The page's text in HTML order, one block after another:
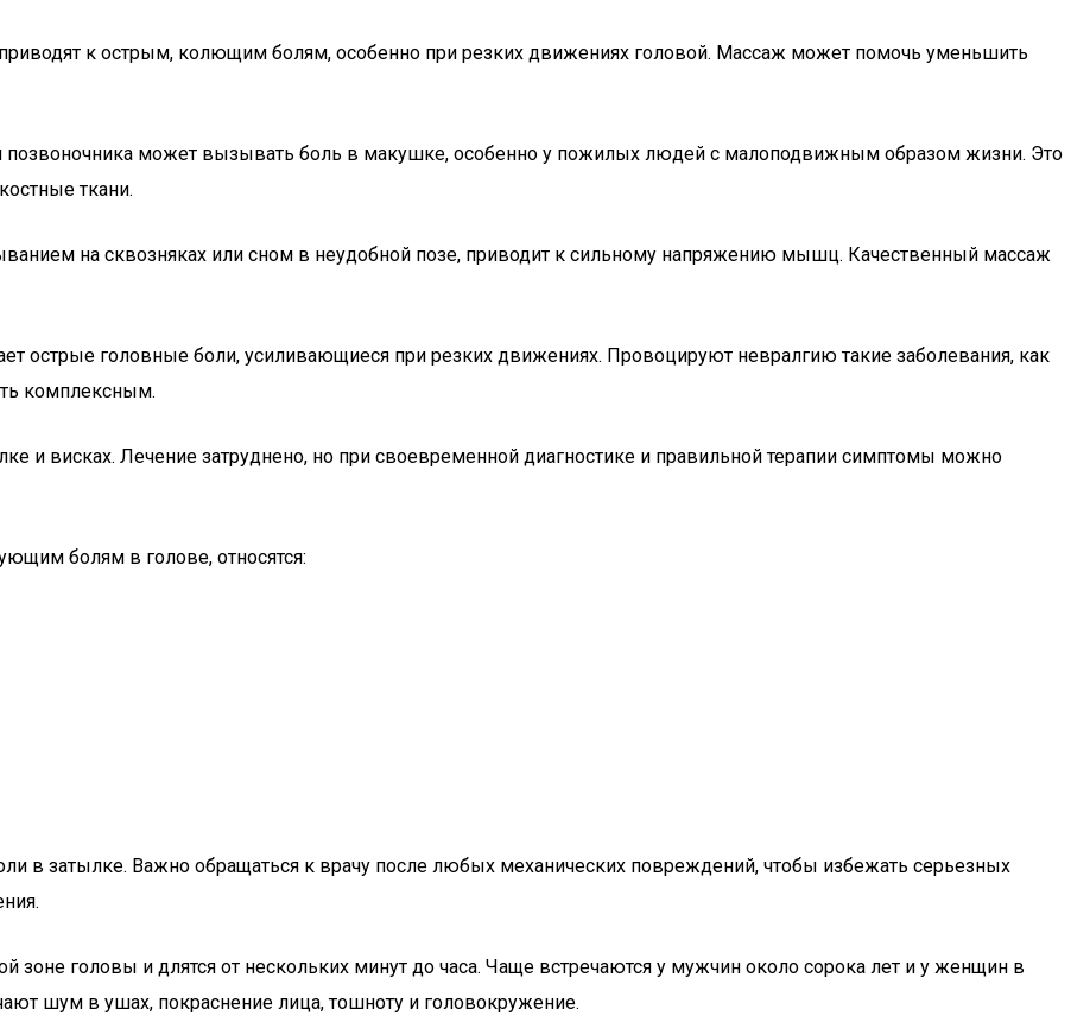
приводят к острым, колющим болям, особенно при резких движениях головой. Массаж может помочь уменьшить
позвоночника может вызывать боль в макушке, особенно у пожилых людей с малоподвижным образом жизни. Это
ткани.
на сквозняках или сном в неудобной позе, приводит к сильному напряжению мышц. Качественный массаж
острые головные боли, усиливающиеся при резких движениях. Провоцируют невралгию такие заболевания, как
комплексным.
и висках. Лечение затруднено, но при своевременной диагностике и правильной терапии симптомы можно
болям в голове, относятся:
в затылке. Важно обращаться к врачу после любых механических повреждений, чтобы избежать серьезных
зоне головы и длятся от нескольких минут до часа. Чаще встречаются у мужчин около сорока лет и у женщин в
шум в ушах, покраснение лица, тошноту и головокружение.